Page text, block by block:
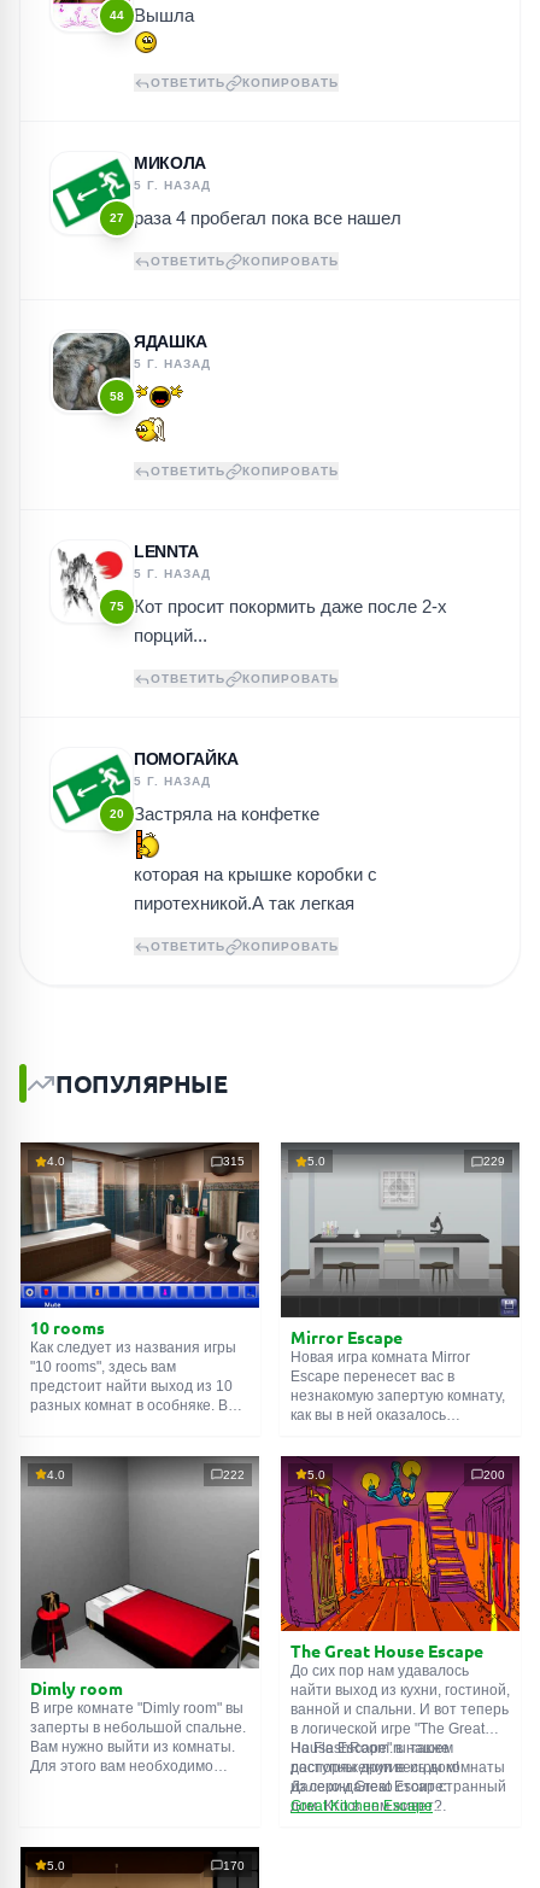
44 Вышла
ОТВЕТИТЬ КОПИРОВАТЬ
27
МИКОЛА
5 Г. НАЗАД
раза 4 пробегал пока все нашел
ОТВЕТИТЬ КОПИРОВАТЬ
58
ЯДАШКА
5 Г. НАЗАД
ОТВЕТИТЬ КОПИРОВАТЬ
75
LENNTA
5 Г. НАЗАД
Кот просит покормить даже после 2-х
порций...
ОТВЕТИТЬ КОПИРОВАТЬ
20
ПОМОГАЙКА
5 Г. НАЗАД
Застряла на конфетке
которая на крышке коробки с
пиротехникой.А так легкая
ОТВЕТИТЬ КОПИРОВАТЬ
ПОПУЛЯРНЫЕ
4.0 315
10 rooms
Как следует из названия игры
"10 rooms", здесь вам
предстоит найти выход из 10
разных комнат в особняке. В
их, чтобы выйти. Выход из
одной комнаты является
5.0 229
Mirror Escape
Новая игра комната Mirror
Escape перенесет вас в
незнакомую запертую комнату,
как вы в ней оказалось
смекалки попробуйте решить
все, приготовленные авторами
для вас, головоломки и найти
выход на свободу.
Внимательно осмотрите
помещение, возможно вы
сможете найти какие-нибудь
подсказки. Желаем удачи!
4.0 222
Dimly room
В игре комнате "Dimly room" вы
заперты в небольшой спальне.
Вам нужно выйти из комнаты.
Для этого вам необходимо
5.0 200
The Great House Escape
До сих пор нам удавалось
найти выход из кухни, гостиной,
ванной и спальни. И вот теперь
в логической игре "The Great
House Escape" в нашем
распоряжении весь дом!
Далеко-далеко стоит странный
дом. Кто в нем живет?
На FlashRoom.ru также
доступны другие игры комнаты
из серии Great Escape:
Great Kitchen Escape
5.0 170